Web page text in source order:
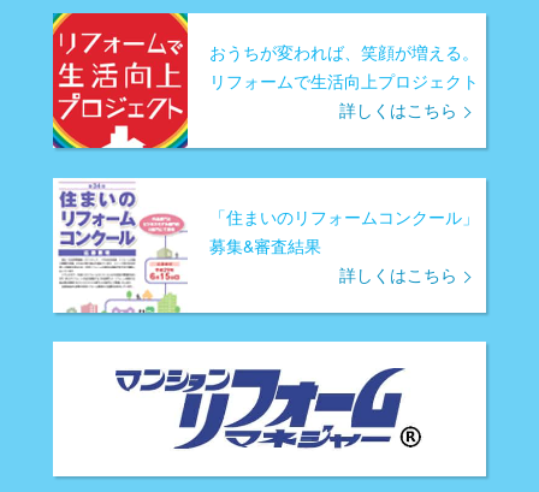
おうちが変われば、笑顔が増える。
リフォームで生活向上プロジェクト
詳しくはこちら
「住まいのリフォームコンクール」
募集&審査結果
詳しくはこちら